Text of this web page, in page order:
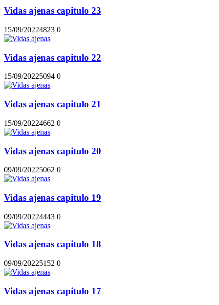
Vidas ajenas capitulo 23
15/09/20224823 0
Vidas ajenas capitulo 22
15/09/20225094 0
Vidas ajenas capitulo 21
15/09/20224662 0
Vidas ajenas capitulo 20
09/09/20225062 0
Vidas ajenas capitulo 19
09/09/20224443 0
Vidas ajenas capitulo 18
09/09/20225152 0
Vidas ajenas capitulo 17